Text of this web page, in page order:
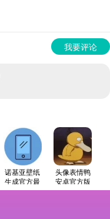
我要评论
诺基亚壁纸
生成官方最
新版
头像表情鸭
安卓官方版